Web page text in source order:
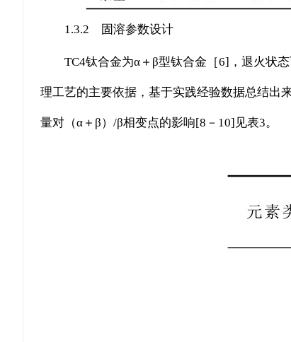
1.3.2 固溶参数设计
TC4钛合金为α＋β型钛合金［6]，退火状
理工艺的主要依据，基于实践经验数据总结出
量对（α＋β）/β相变点的影响[8－10]见表3。